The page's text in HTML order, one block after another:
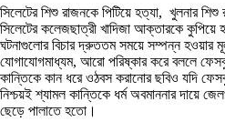
সিলেটের শিশু রাজনকে পিটিয়ে হত্যা, খুলনার শিশু
সিলেটের কলেজছাত্রী খাদিজা আক্তারকে কুপিয়ে
ঘটনাগুলোর বিচার দ্রুততম সময়ে সম্পন্ন হওয়ার
যোগাযোগমাধ্যম, আরো পরিষ্কার করে বললে
কান্তিকে কান ধরে ওঠবস করানোর ছবিও যদি
নিশ্চয়ই শ্যামল কান্তিকে ধর্ম অবমাননার দায়ে
ছেড়ে পালাতে হতো।